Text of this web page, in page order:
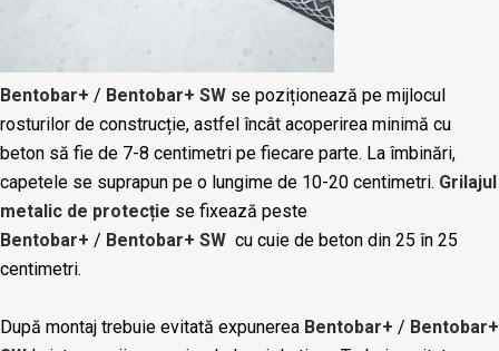
Bentobar+ / Bentobar+ SW se poziționează pe mijlocul
rosturilor de construcție, astfel încât acoperirea minimă cu
beton să fie de 7-8 centimetri pe fiecare parte. La îmbinări,
capetele se suprapun pe o lungime de 10-20 centimetri. Grilajul
metalic de protecție se fixează peste
Bentobar+ / Bentobar+ SW cu cuie de beton din 25 în 25
centimetri.
După montaj trebuie evitată expunerea Bentobar+ / Bentobar+